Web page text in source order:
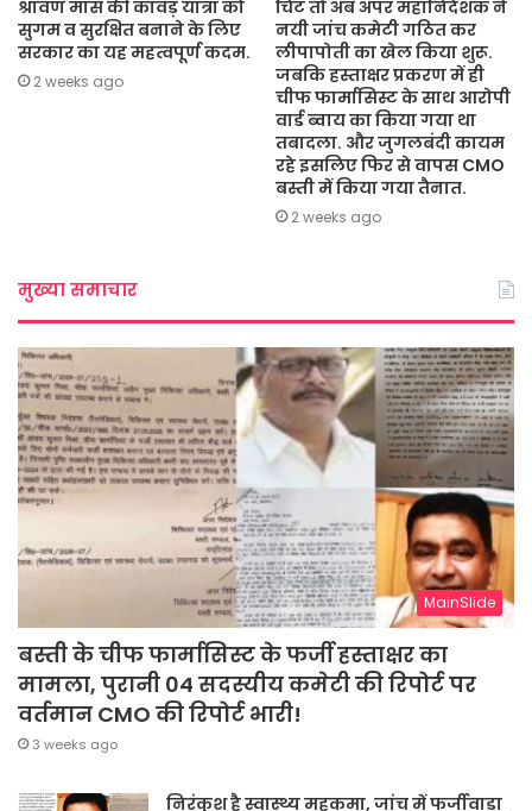
श्रावण मास की कांवड़ यात्रा को
सुगम व सुरक्षित बनाने के लिए
सरकार का यह महत्वपूर्ण कदम.
2 weeks ago
चिट तो अब अपर महानिदेशक ने
नयी जांच कमेटी गठित कर
लीपापोती का खेल किया शुरू.
जबकि हस्ताक्षर प्रकरण में ही
चीफ फार्मासिस्ट के साथ आरोपी
वार्ड ब्वाय का किया गया था
तबादला. और जुगलबंदी कायम
रहे इसलिए फिर से वापस CMO
बस्ती में किया गया तैनात.
2 weeks ago
मुख्या समाचार
MainSlide
बस्ती के चीफ फार्मासिस्ट के फर्जी हस्ताक्षर का
मामला, पुरानी 04 सदस्यीय कमेटी की रिपोर्ट पर
वर्तमान CMO की रिपोर्ट भारी!
3 weeks ago
निरंकुश है स्वास्थ्य महकमा, जांच में फर्जीवाड़ा